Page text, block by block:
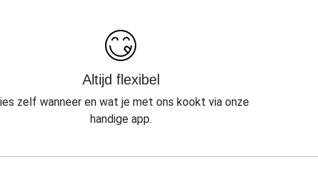
Altijd flexibel
zelf wanneer en wat je met ons kookt via onze
handige app.